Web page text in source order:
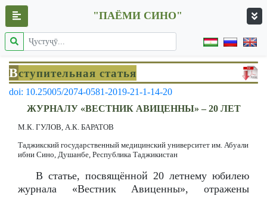
"ПАЁМИ СИНО"
Вступительная статья
doi: 10.25005/2074-0581-2019-21-1-14-20
ЖУРНАЛУ «ВЕСТНИК АВИЦЕННЫ» – 20 ЛЕТ
М.К. ГУЛОВ, А.К. БАРАТОВ
Таджикский государственный медицинский университет им. Абуали
ибни Сино, Душанбе, Республика Таджикистан
В статье, посвящённой 20 летнему юбилею
журнала «Вестник Авиценны», отражены